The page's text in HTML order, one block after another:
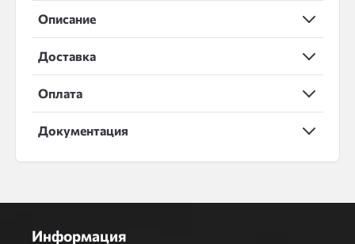
Описание
Доставка
Оплата
Документация
Информация